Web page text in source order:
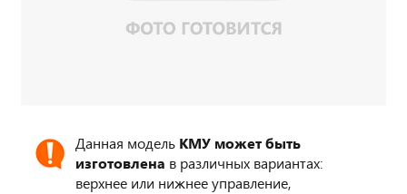
Данная модель КМУ может быть
изготовлена в различных вариантах:
верхнее или нижнее управление,